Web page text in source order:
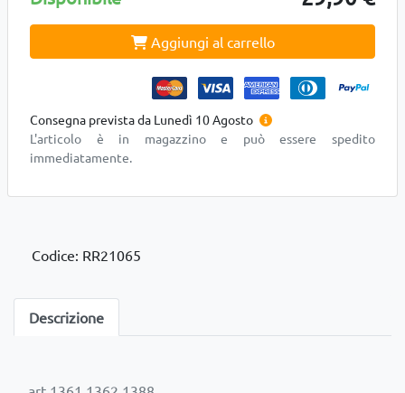
Aggiungi al carrello
Consegna prevista da Lunedì 10 Agosto
L'articolo è in magazzino e può essere spedito
immediatamente.
Codice: RR21065
Descrizione